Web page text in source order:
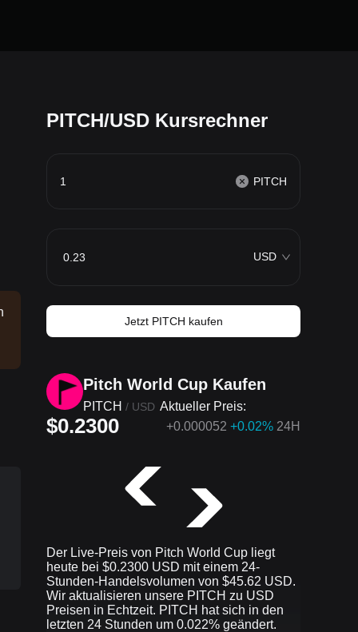
PITCH/USD Kursrechner
PITCH
USD
Jetzt PITCH kaufen
Pitch World Cup Kaufen
PITCH / USD Aktueller Preis:
$0.2300 +0.000052 +0.02% 24H
Der Live-Preis von Pitch World Cup liegt
heute bei $0.2300 USD mit einem 24-
Stunden-Handelsvolumen von $45.62 USD.
Wir aktualisieren unsere PITCH zu USD
Preisen in Echtzeit. PITCH hat sich in den
letzten 24 Stunden um 0.022% geändert.